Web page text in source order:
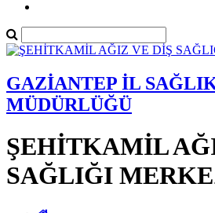
GAZİANTEP İL
MÜDÜRLÜĞÜ
ŞEHİTKAMİL
SAĞLIĞI